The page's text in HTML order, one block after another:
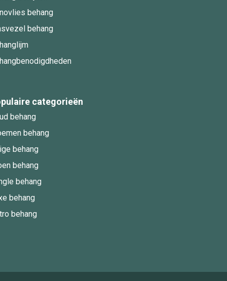
behang
behang
categorieën
behang
behang
behang
behang
behang
behang
behang